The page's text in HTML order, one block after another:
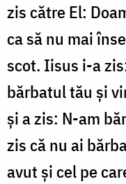
zis către El:
ca să nu mai
scot. Iisus i-a
bărbatul tău și
și a zis: N-am
zis că nu ai
avut și cel pe